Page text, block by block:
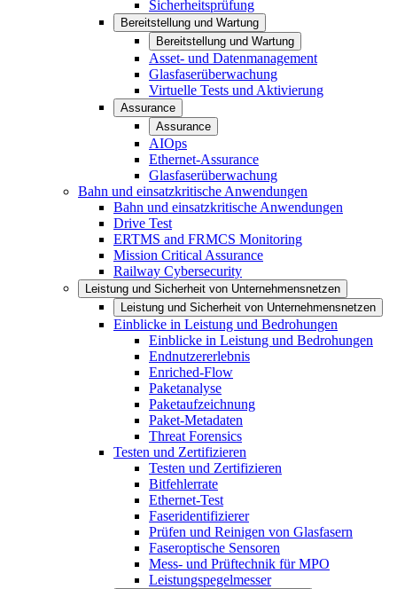
Sicherheitsprüfung
Bereitstellung und Wartung
Bereitstellung und Wartung
Asset- und Datenmanagement
Glasfaserüberwachung
Virtuelle Tests und Aktivierung
Assurance
Assurance
AIOps
Ethernet-Assurance
Glasfaserüberwachung
Bahn und einsatzkritische Anwendungen
Bahn und einsatzkritische Anwendungen
Drive Test
ERTMS and FRMCS Monitoring
Mission Critical Assurance
Railway Cybersecurity
Leistung und Sicherheit von Unternehmensnetzen
Leistung und Sicherheit von Unternehmensnetzen
Einblicke in Leistung und Bedrohungen
Einblicke in Leistung und Bedrohungen
Endnutzererlebnis
Enriched-Flow
Paketanalyse
Paketaufzeichnung
Paket-Metadaten
Threat Forensics
Testen und Zertifizieren
Testen und Zertifizieren
Bitfehlerrate
Ethernet-Test
Faseridentifizierer
Prüfen und Reinigen von Glasfasern
Faseroptische Sensoren
Mess- und Prüftechnik für MPO
Leistungspegelmesser